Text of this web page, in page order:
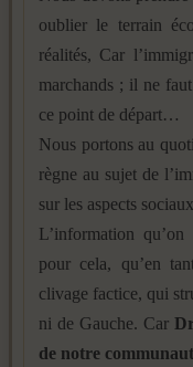
oublier le terrain
réalités, Car
marchands ; il ne
ce point de départ…
Nous portons au
règne au sujet de
sur les aspects
L’information
pour cela, qu’en
clivage factice, qui
ni de Gauche. Car
de notre